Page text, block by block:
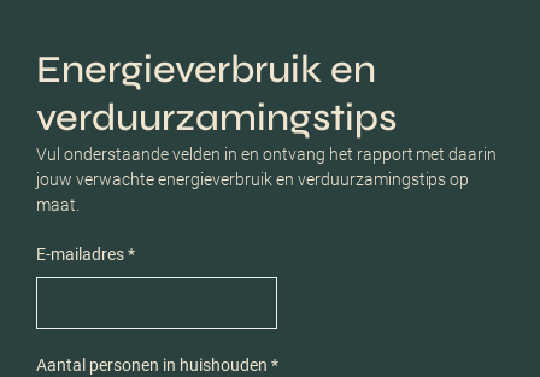
Energieverbruik en
verduurzamingstips
Vul onderstaande velden in en ontvang het rapport met daarin
jouw verwachte energieverbruik en verduurzamingstips op
maat.
E-mailadres *
Aantal personen in huishouden *